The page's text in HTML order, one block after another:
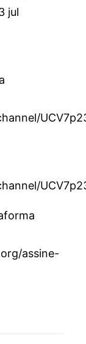
jul
assine-